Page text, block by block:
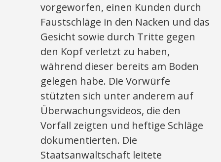
vorgeworfen, einen Kunden durch
Faustschläge in den Nacken und das
Gesicht sowie durch Tritte gegen
den Kopf verletzt zu haben,
während dieser bereits am Boden
gelegen habe. Die Vorwürfe
stützten sich unter anderem auf
Überwachungsvideos, die den
Vorfall zeigten und heftige Schläge
dokumentierten. Die
Staatsanwaltschaft leitete